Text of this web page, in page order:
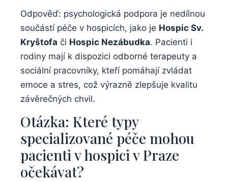
Odpověď: psychologická podpora je nedílnou
součástí péče v hospicích, jako je Hospic Sv.
Kryštofa či Hospic Nezábudka. Pacienti i
rodiny mají k dispozici odborné terapeuty a
sociální pracovníky, kteří pomáhají zvládat
emoce a stres, což výrazně zlepšuje kvalitu
závěrečných chvil.
Otázka: Které typy
specializované péče mohou
pacienti v hospici v Praze
očekávat?